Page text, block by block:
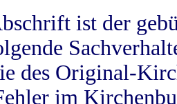
ist der
des Original-
im